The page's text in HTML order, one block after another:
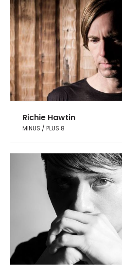
Richie Hawtin
MINUS / PLUS 8